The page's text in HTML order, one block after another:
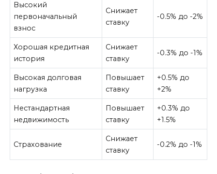
Высокий
первоначальный
взнос
Снижает
ставку
-0.5% до -2%
Хорошая кредитная
история
Снижает
ставку
-0.3% до -1%
Высокая долговая
нагрузка
Повышает
ставку
+0.5% до
+2%
Нестандартная
недвижимость
Повышает
ставку
+0.3% до
+1.5%
Страхование
Снижает
ставку
-0.2% до -1%